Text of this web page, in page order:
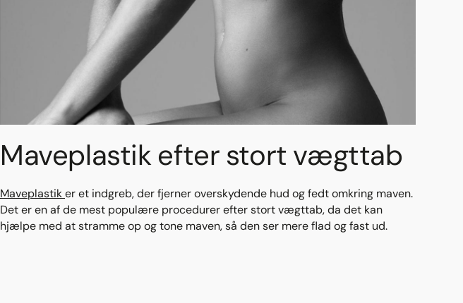
Maveplastik efter stort vægttab
Maveplastiker et indgreb, der fjerner overskydende hud og fedt omkring maven.
Det er en af de mest populære procedurer efter stort vægttab, da det kan
hjælpe med at stramme op og tone maven, så den ser mere flad og fast ud.